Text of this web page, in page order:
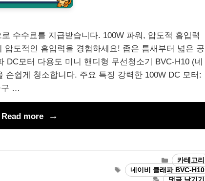
수수료를 지급받습니다. 100W 파워, 압도적 흡입력
압도적인 흡입력을 경험하세요! 좁은 틈새부터 넓은 공
모터 다용도 미니 핸디형 무선청소기 BVC-H10 (네
손쉽게 청소합니다. 주요 특징 강력한 100W DC 모터:
구 …
Read more
카
테
고
카테고리
태
그
네이비 클래파 BVC-H10